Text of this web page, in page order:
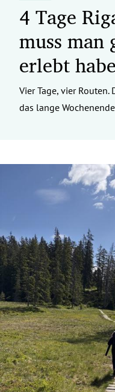
4 Tage
muss man
erlebt
Vier Tage, vier
das lange